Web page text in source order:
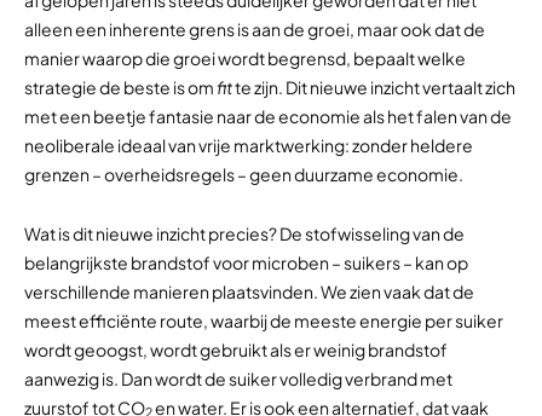
alleen een inherente grens is aan de groei, maar ook dat de
manier waarop die groei wordt begrensd, bepaalt welke
strategie de beste is omfitte zijn. Dit nieuwe inzicht vertaalt zich
met een beetje fantasie naar de economie als het falen van de
neoliberale ideaal van vrije marktwerking: zonder heldere
grenzen – overheidsregels – geen duurzame economie.
Wat is dit nieuwe inzicht precies? De stofwisseling van de
belangrijkste brandstof voor microben – suikers – kan op
verschillende manieren plaatsvinden. We zien vaak dat de
meest efficiënte route, waarbij de meeste energie per suiker
wordt geoogst, wordt gebruikt als er weinig brandstof
aanwezig is. Dan wordt de suiker volledig verbrand met
zuurstof tot CO2en water. Er is ook een alternatief, dat vaak